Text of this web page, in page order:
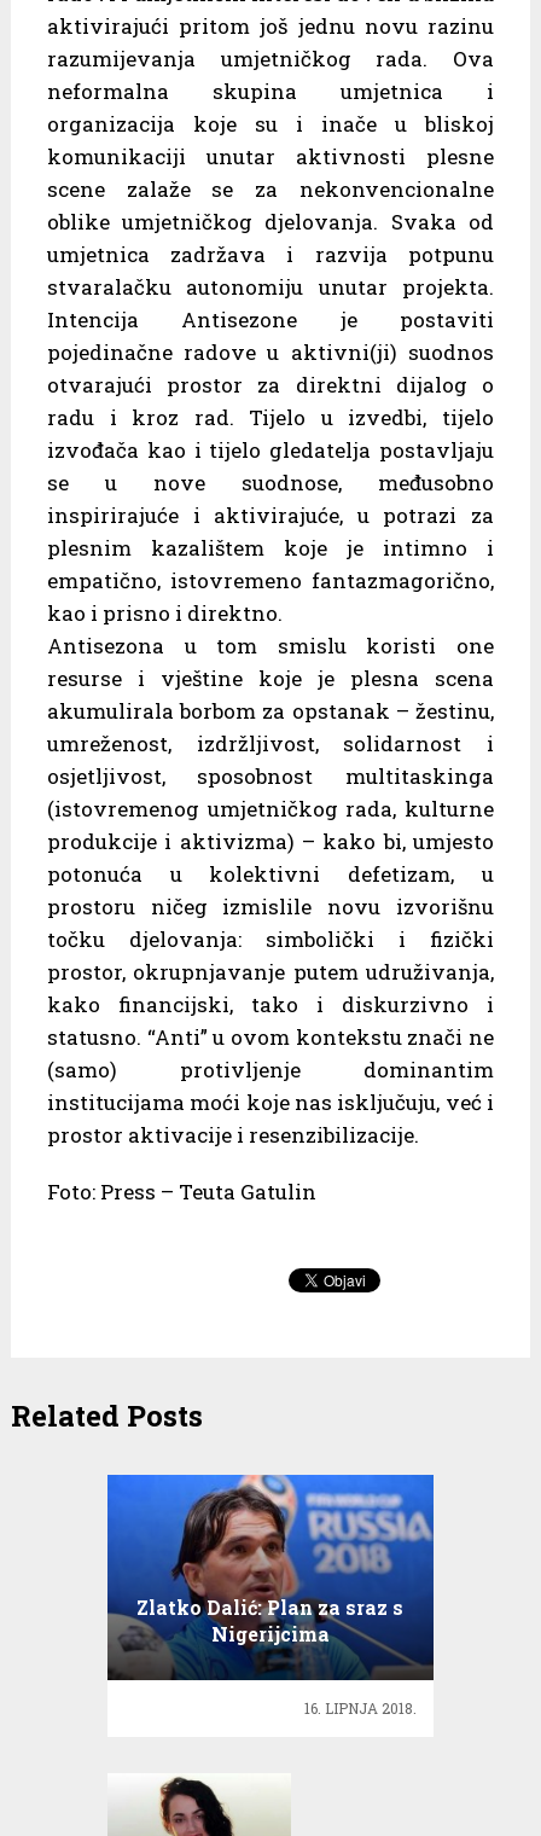
aktivirajući pritom još jednu novu razinu
razumijevanja umjetničkog rada. Ova
neformalna skupina umjetnica i
organizacija koje su i inače u bliskoj
komunikaciji unutar aktivnosti plesne
scene zalaže se za nekonvencionalne
oblike umjetničkog djelovanja. Svaka od
umjetnica zadržava i razvija potpunu
stvaralačku autonomiju unutar projekta.
Intencija Antisezone je postaviti
pojedinačne radove u aktivni(ji) suodnos
otvarajući prostor za direktni dijalog o
radu i kroz rad. Tijelo u izvedbi, tijelo
izvođača kao i tijelo gledatelja postavljaju
se u nove suodnose, međusobno
inspirirajuće i aktivirajuće, u potrazi za
plesnim kazalištem koje je intimno i
empatično, istovremeno fantazmagorično,
kao i prisno i direktno.
Antisezona u tom smislu koristi one
resurse i vještine koje je plesna scena
akumulirala borbom za opstanak – žestinu,
umreženost, izdržljivost, solidarnost i
osjetljivost, sposobnost multitaskinga
(istovremenog umjetničkog rada, kulturne
produkcije i aktivizma) – kako bi, umjesto
potonuća u kolektivni defetizam, u
prostoru ničeg izmislile novu izvorišnu
točku djelovanja: simbolički i fizički
prostor, okrupnjavanje putem udruživanja,
kako financijski, tako i diskurzivno i
statusno. “Anti” u ovom kontekstu znači ne
(samo) protivljenje dominantim
institucijama moći koje nas isključuju, već i
prostor aktivacije i resenzibilizacije.
Foto: Press – Teuta Gatulin
Related Posts
Zlatko Dalić: Plan za sraz s
Nigerijcima
16. LIPNJA 2018.